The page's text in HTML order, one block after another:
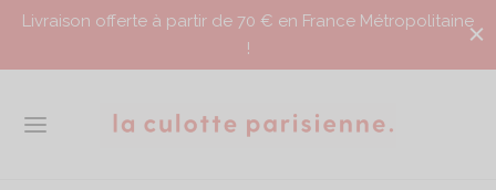
Livraison offerte à partir de 70 € en France Métropolitaine
!